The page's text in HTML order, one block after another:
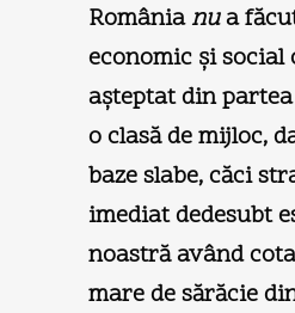
Românianua
economic şi social
aşteptat din
o clasă de mijloc,
baze slabe, căci
imediat dedesubt
noastră având
mare de sărăcie